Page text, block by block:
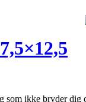
ikke bryder